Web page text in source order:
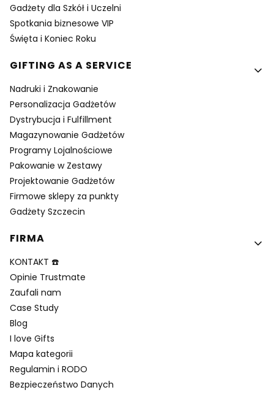
Gadżety dla Szkół i Uczelni
Spotkania biznesowe VIP
Święta i Koniec Roku
GIFTING AS A SERVICE
Nadruki i Znakowanie
Personalizacja Gadżetów
Dystrybucja i Fulfillment
Magazynowanie Gadżetów
Programy Lojalnościowe
Pakowanie w Zestawy
Projektowanie Gadżetów
Firmowe sklepy za punkty
Gadżety Szczecin
FIRMA
KONTAKT ☎️
Opinie Trustmate
Zaufali nam
Case Study
Blog
I love Gifts
Mapa kategorii
Regulamin i RODO
Bezpieczeństwo Danych